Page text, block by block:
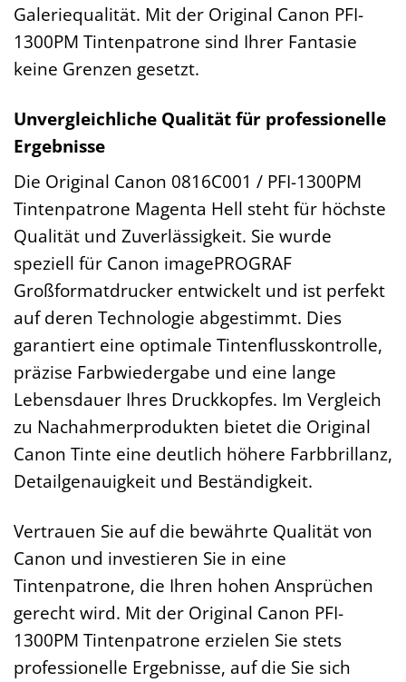
Galeriequalität. Mit der Original Canon PFI-
1300PM Tintenpatrone sind Ihrer Fantasie
keine Grenzen gesetzt.
Unvergleichliche Qualität für professionelle
Ergebnisse
Die Original Canon 0816C001 / PFI-1300PM
Tintenpatrone Magenta Hell steht für höchste
Qualität und Zuverlässigkeit. Sie wurde
speziell für Canon imagePROGRAF
Großformatdrucker entwickelt und ist perfekt
auf deren Technologie abgestimmt. Dies
garantiert eine optimale Tintenflusskontrolle,
präzise Farbwiedergabe und eine lange
Lebensdauer Ihres Druckkopfes. Im Vergleich
zu Nachahmerprodukten bietet die Original
Canon Tinte eine deutlich höhere Farbbrillanz,
Detailgenauigkeit und Beständigkeit.
Vertrauen Sie auf die bewährte Qualität von
Canon und investieren Sie in eine
Tintenpatrone, die Ihren hohen Ansprüchen
gerecht wird. Mit der Original Canon PFI-
1300PM Tintenpatrone erzielen Sie stets
professionelle Ergebnisse, auf die Sie sich